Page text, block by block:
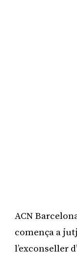
ACN
comença a
l’exconseller